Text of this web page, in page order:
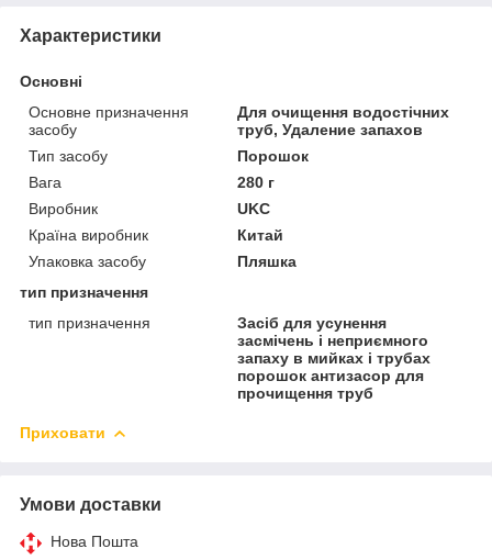
Характеристики
Основні
Основне призначення
засобу
Для очищення водостічних
труб, Удаление запахов
Тип засобу
Порошок
Вага
280 г
Виробник
UKC
Країна виробник
Китай
Упаковка засобу
Пляшка
тип призначення
тип призначення
Засіб для усунення
засмічень і неприємного
запаху в мийках і трубах
порошок антизасор для
прочищення труб
Приховати
Умови доставки
Нова Пошта